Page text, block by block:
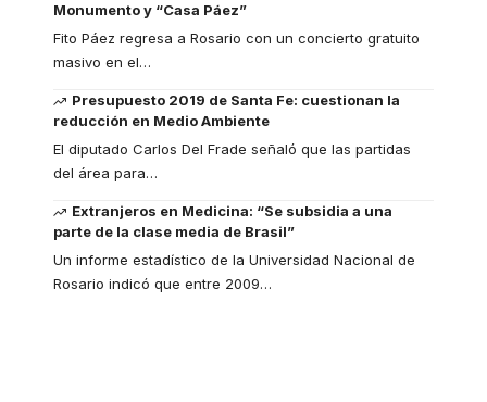
Monumento y “Casa Páez”
Fito Páez regresa a Rosario con un concierto gratuito
masivo en el…
Presupuesto 2019 de Santa Fe: cuestionan la
reducción en Medio Ambiente
El diputado Carlos Del Frade señaló que las partidas
del área para…
Extranjeros en Medicina: “Se subsidia a una
parte de la clase media de Brasil”
Un informe estadístico de la Universidad Nacional de
Rosario indicó que entre 2009…